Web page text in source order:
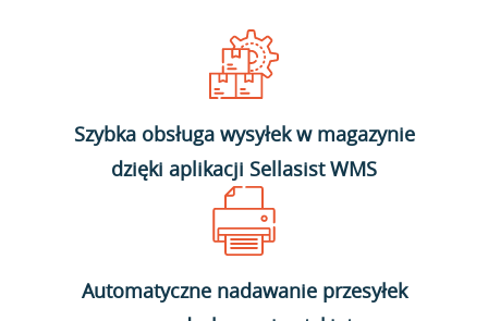
Szybka obsługa wysyłek w magazynie
dzięki aplikacji Sellasist WMS
Automatyczne nadawanie przesyłek